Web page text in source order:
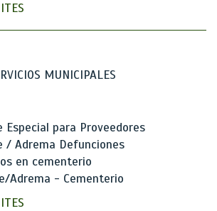
MUNICIPALES
Especial para Proveedores
/ Adrema Defunciones
en cementerio
Adrema - Cementerio